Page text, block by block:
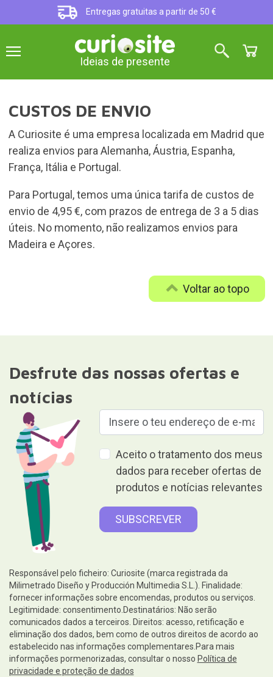
Entregas gratuitas a partir de 50 €
Ideias de presente
CUSTOS DE ENVIO
A Curiosite é uma empresa localizada em Madrid que
realiza envios para Alemanha, Áustria, Espanha,
França, Itália e Portugal.
Para Portugal, temos uma única tarifa de custos de
envio de 4,95 €, com prazos de entrega de 3 a 5 dias
úteis. No momento, não realizamos envios para
Madeira e Açores.
Voltar ao topo
Desfrute das nossas ofertas e
notícias
Aceito o tratamento dos meus
dados para receber ofertas de
produtos e notícias relevantes
Responsável pelo ficheiro: Curiosite (marca registrada da
Milimetrado Diseño y Producción Multimedia S.L.). Finalidade:
fornecer informações sobre encomendas, produtos ou serviços.
Legitimidade: consentimento.Destinatários: Não serão
comunicados dados a terceiros. Direitos: acesso, retificação e
eliminação dos dados, bem como de outros direitos de acordo ao
estabelecido nas informações complementares.Para mais
informações pormenorizadas, consultar o nosso Política de
privacidade e proteção de dados